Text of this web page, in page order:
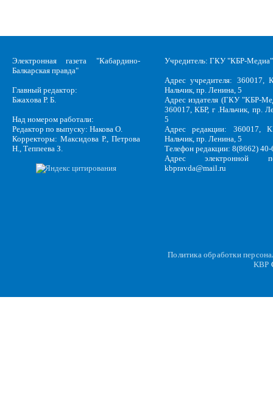
Электронная газета "Кабардино-
Балкарская правда"
Главный редактор:
Бжахова Р. Б.
Над номером работали:
Редактор по выпуску: Накова О.
Корректоры: Максидова Р., Петрова
Н., Теппеева З.
Учредитель: ГКУ "КБР-Медиа"
Адрес учредителя: 360017,
Нальчик, пр. Ленина, 5
Адрес издателя (ГКУ "КБР-
360017, КБР, г .Нальчик, пр.
5
Адрес редакции: 360017,
Нальчик, пр. Ленина, 5
Телефон редакции: 8(8662)
Адрес электронной
kbpravda@mail.ru
Политика обработки
KBP